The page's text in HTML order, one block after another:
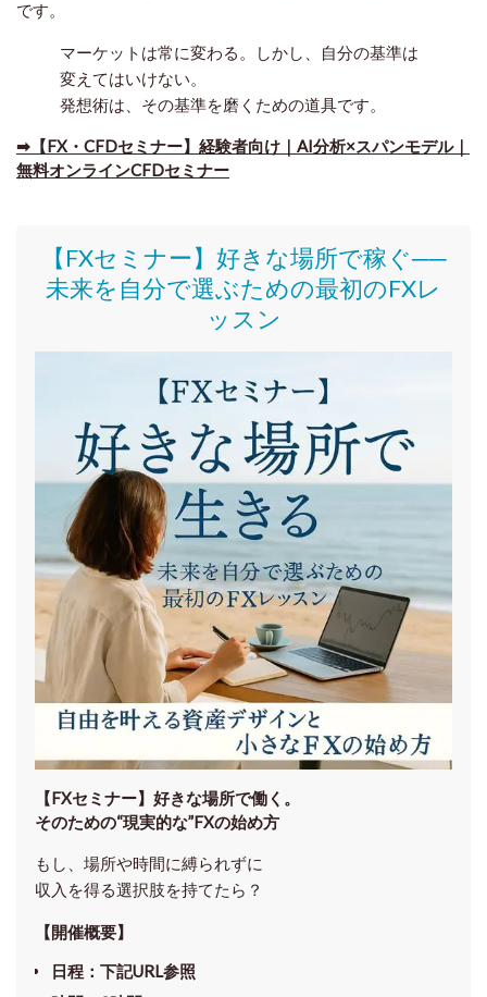
です。
マーケットは常に変わる。しかし、自分の基準は
変えてはいけない。
発想術は、その基準を磨くための道具です。
➡【FX・CFDセミナー】経験者向け｜AI分析×スパンモデル｜
無料オンラインCFDセミナー
【FXセミナー】好きな場所で稼ぐ──
未来を自分で選ぶための最初のFXレ
ッスン
【FXセミナー】 好きな場所で働く。
そのための“現実的な”FXの始め方
もし、場所や時間に縛られずに
収入を得る選択肢を持てたら？
【開催概要】
日程：下記URL参照